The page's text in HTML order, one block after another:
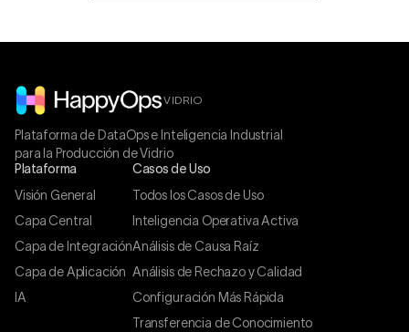
VIDRIO
Plataforma de DataOps e Inteligencia Industrial
para la Producción de Vidrio
Plataforma
Visión General
Capa Central
Capa de Integración
Capa de Aplicación
IA
Casos de Uso
Todos los Casos de Uso
Inteligencia Operativa Activa
Análisis de Causa Raíz
Análisis de Rechazo y Calidad
Configuración Más Rápida
Transferencia de Conocimiento